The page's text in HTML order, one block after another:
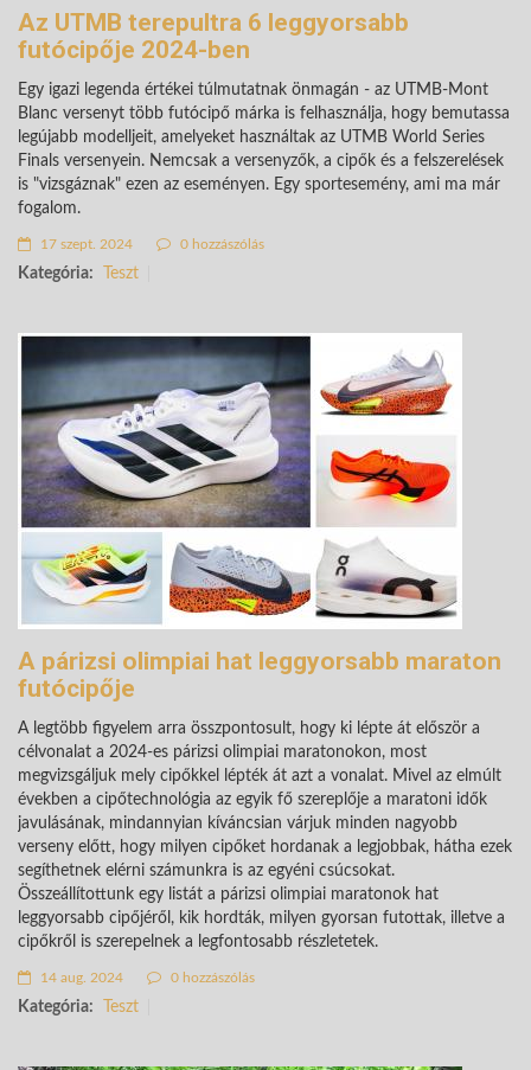
Az UTMB terepultra 6 leggyorsabb
futócipője 2024-ben
Egy igazi legenda értékei túlmutatnak önmagán - az UTMB-Mont
Blanc versenyt több futócipő márka is felhasználja, hogy bemutassa
legújabb modelljeit, amelyeket használtak az UTMB World Series
Finals versenyein. Nemcsak a versenyzők, a cipők és a felszerelések
is "vizsgáznak" ezen az eseményen. Egy sportesemény, ami ma már
fogalom.
17 szept. 2024 0 hozzászólás
Kategória: Teszt
A párizsi olimpiai hat leggyorsabb maraton
futócipője
A legtöbb figyelem arra összpontosult, hogy ki lépte át először a
célvonalat a 2024-es párizsi olimpiai maratonokon, most
megvizsgáljuk mely cipőkkel lépték át azt a vonalat. Mivel az elmúlt
években a cipőtechnológia az egyik fő szereplője a maratoni idők
javulásának, mindannyian kíváncsian várjuk minden nagyobb
verseny előtt, hogy milyen cipőket hordanak a legjobbak, hátha ezek
segíthetnek elérni számunkra is az egyéni csúcsokat.
Összeállítottunk egy listát a párizsi olimpiai maratonok hat
leggyorsabb cipőjéről, kik hordták, milyen gyorsan futottak, illetve a
cipőkről is szerepelnek a legfontosabb részletetek.
14 aug. 2024 0 hozzászólás
Kategória: Teszt